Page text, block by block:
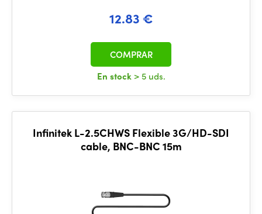
12.83 €
En stock > 5 uds.
COMPRAR
Infinitek L-2.5CHWS Flexible 3G/HD-SDI
cable, BNC-BNC 15m